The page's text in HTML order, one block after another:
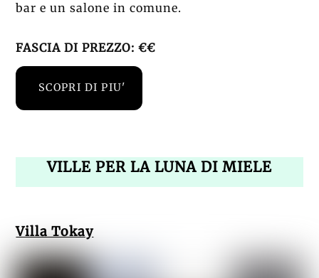
bar e un salone in comune.
FASCIA DI PREZZO: €€
SCOPRI DI PIU'
VILLE PER LA LUNA DI MIELE
Villa Tokay